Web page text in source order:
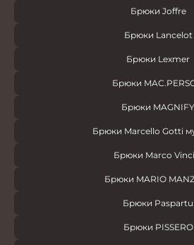
Брюки Joffre
Брюки Lancelot
Брюки Lexmer
Брюки
Брюки MAGNIFY
Брюки Marcello Gotti
Брюки Marco
Брюки MARIO
Брюки Paspartu
Брюки PISSERO